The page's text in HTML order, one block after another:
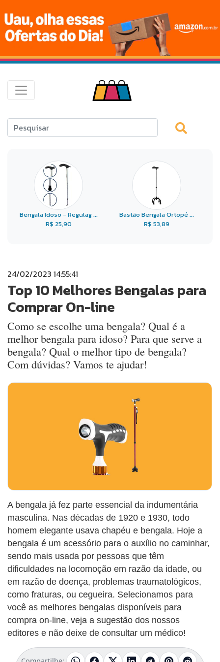
Bengala Idoso - Regulag ...
R$ 25,90
Bastão Bengala Ortopé ...
R$ 53,89
24/02/2023 14:55:41
Top 10 Melhores Bengalas para
Comprar On-line
Como se escolhe uma bengala? Qual é a
melhor bengala para idoso? Para que serve a
bengala? Qual o melhor tipo de bengala?
Com dúvidas? Vamos te ajudar!
A bengala já fez parte essencial da indumentária
masculina. Nas décadas de 1920 e 1930, todo
homem elegante usava chapéu e bengala. Hoje a
bengala é um acessório para o auxílio no caminhar,
sendo mais usada por pessoas que têm
dificuldades na locomoção em razão da idade, ou
em razão de doença, problemas traumatológicos,
como fraturas, ou cegueira. Selecionamos para
você as melhores bengalas disponíveis para
compra on-line, veja a sugestão dos nossos
editores e não deixe de consultar um médico!